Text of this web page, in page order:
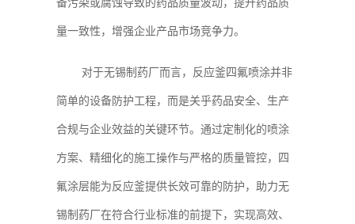
量一致性，增强企业产品市场竞争力。
对于无锡制药厂而言，反应釜四氟喷涂并非
简单的设备防护工程，而是关乎药品安全、生产
合规与企业效益的关键环节。通过定制化的喷涂
方案、精细化的施工操作与严格的质量管控，四
氟涂层能为反应釜提供长效可靠的防护，助力无
锡制药厂在符合行业标准的前提下，实现高效、